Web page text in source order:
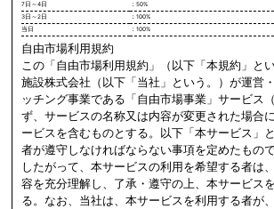
7日～4日
：50%
3日～2日
：100%
当日
：100%
自由市場利用規約
この「自由市場利用規約」（以下「本規約」と
施設株式会社（以下「当社」という。）が運営
ッチング事業である「自由市場事業」サービス
ず、サービスの名称又は内容が変更された場合
ービスを含むものとする。以下「本サービス」
者が遵守しなければならない事項を定めたもので
したがって、本サービスの利用を希望する者は
容を充分理解し、了承・遵守の上、本サービス
る。なお、当社は、本サービスを利用する者が